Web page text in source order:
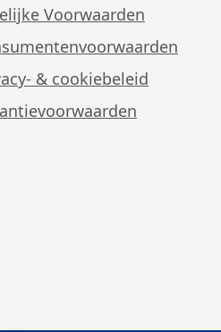
Voorwaarden
& cookiebeleid